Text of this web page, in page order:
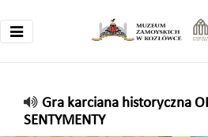
Gra karciana historyczna
SENTYMENTY